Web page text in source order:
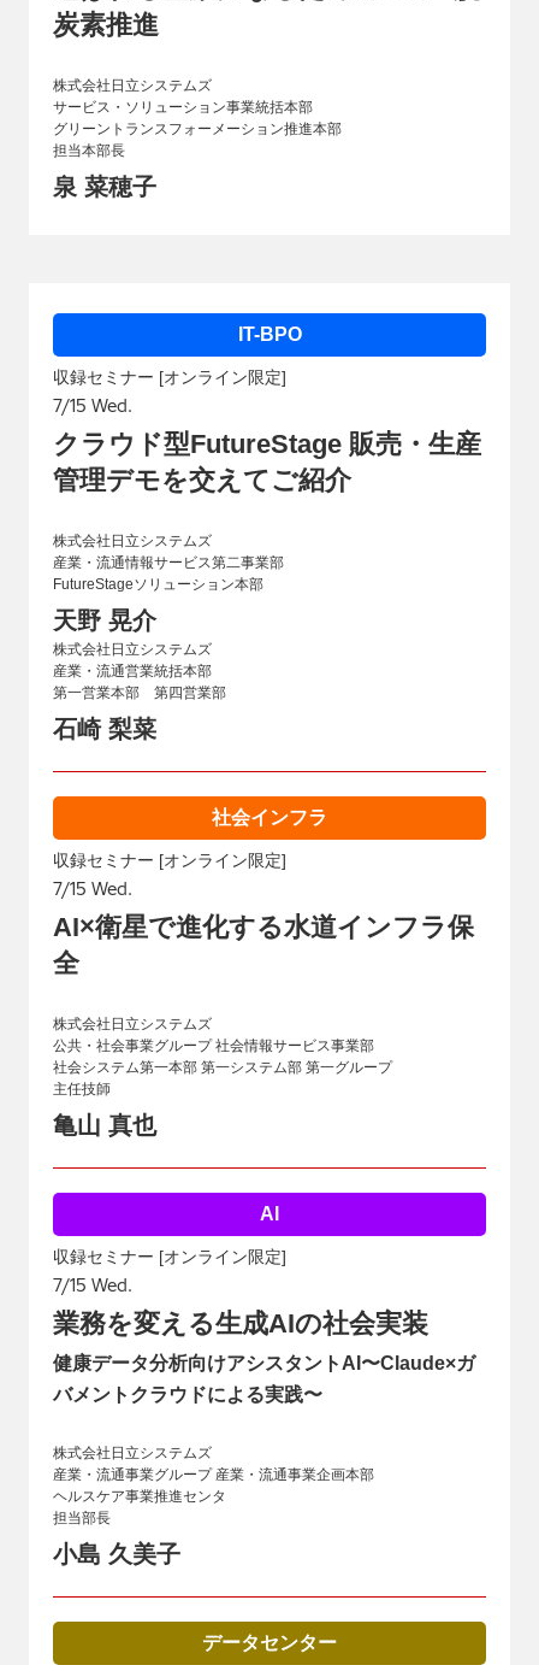
炭素推進
株式会社日立システムズ
サービス・ソリューション事業統括本部
グリーントランスフォーメーション推進本部
担当本部長
泉 菜穂子
IT-BPO
収録セミナー [オンライン限定]
7/15 Wed.
クラウド型FutureStage 販売・生産
管理デモを交えてご紹介
株式会社日立システムズ
産業・流通情報サービス第二事業部
FutureStageソリューション本部
天野 晃介
株式会社日立システムズ
産業・流通営業統括本部
第一営業本部 第四営業部
石崎 梨菜
社会インフラ
収録セミナー [オンライン限定]
7/15 Wed.
AI×衛星で進化する水道インフラ保
全
株式会社日立システムズ
公共・社会事業グループ 社会情報サービス事業部
社会システム第一本部 第一システム部 第一グループ
主任技師
亀山 真也
AI
収録セミナー [オンライン限定]
7/15 Wed.
業務を変える生成AIの社会実装
健康データ分析向けアシスタントAI〜Claude×ガ
バメントクラウドによる実践〜
株式会社日立システムズ
産業・流通事業グループ 産業・流通事業企画本部
ヘルスケア事業推進センタ
担当部長
小島 久美子
データセンター